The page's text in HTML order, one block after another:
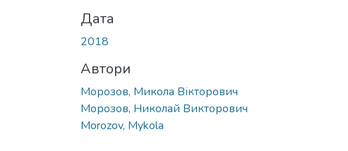
Дата
2018
Автори
Морозов, Микола Вікторович
Морозов, Николай Викторович
Morozov, Mykola